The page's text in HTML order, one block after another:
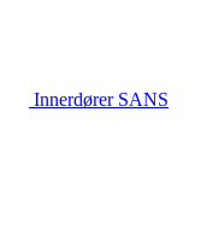
Innerdører SANS